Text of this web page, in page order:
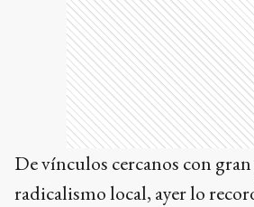
De vínculos cercanos con
radicalismo local, ayer lo